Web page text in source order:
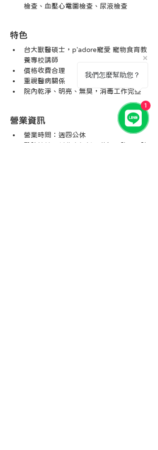
檢查、血壓心電圖檢查、尿液檢查
特色
台大獸醫碩士，p'adore寵愛 寵物食育教
養專校講師
價格收費合理
重視醫病關係
院內乾淨、明亮、無臭，消毒工作完整
營業資訊
營業時間：週四公休
我們怎麼幫助您？
1